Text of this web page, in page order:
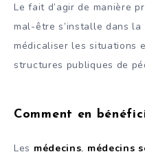
Le fait d’agir de manière
mal-être s’installe dans
médicaliser les situations
structures publiques de
Comment en
Les médecins, médecins